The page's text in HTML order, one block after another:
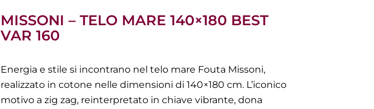
MISSONI – TELO MARE 140×180 BEST
VAR 160
Energia e stile si incontrano nel telo mare Fouta Missoni,
realizzato in cotone nelle dimensioni di 140×180 cm. L’iconico
motivo a zig zag, reinterpretato in chiave vibrante, dona